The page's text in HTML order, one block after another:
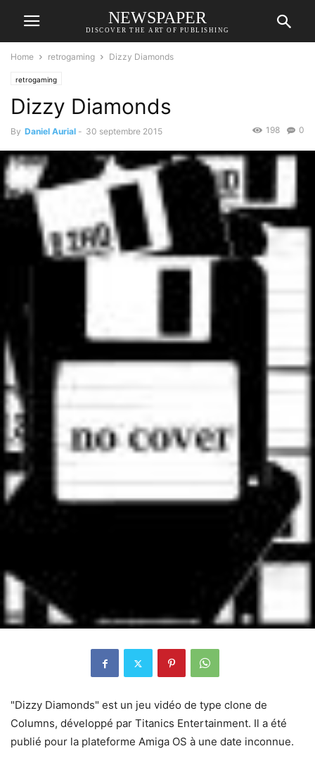
NEWSPAPER
DISCOVER THE ART OF PUBLISHING
Home retrogaming Dizzy Diamonds
retrogaming
Dizzy Diamonds
By Daniel Aurial - 30 septembre 2015 0
198
"Dizzy Diamonds" est un jeu vidéo de type clone de
Columns, développé par Titanics Entertainment. Il a été
publié pour la plateforme Amiga OS à une date inconnue.